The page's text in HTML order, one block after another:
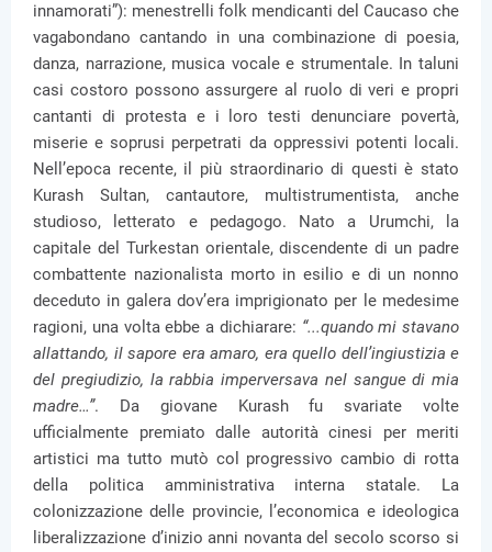
innamorati”): menestrelli folk mendicanti del Caucaso che
vagabondano cantando in una combinazione di poesia,
danza, narrazione, musica vocale e strumentale. In taluni
casi costoro possono assurgere al ruolo di veri e propri
cantanti di protesta e i loro testi denunciare povertà,
miserie e soprusi perpetrati da oppressivi potenti locali.
Nell’epoca recente, il più straordinario di questi è stato
Kurash Sultan, cantautore, multistrumentista, anche
studioso, letterato e pedagogo. Nato a Urumchi, la
capitale del Turkestan orientale, discendente di un padre
combattente nazionalista morto in esilio e di un nonno
deceduto in galera dov’era imprigionato per le medesime
ragioni, una volta ebbe a dichiarare: “...quando mi stavano
allattando, il sapore era amaro, era quello dell’ingiustizia e
del pregiudizio, la rabbia imperversava nel sangue di mia
madre…”. Da giovane Kurash fu svariate volte
ufficialmente premiato dalle autorità cinesi per meriti
artistici ma tutto mutò col progressivo cambio di rotta
della politica amministrativa interna statale. La
colonizzazione delle provincie, l’economica e ideologica
liberalizzazione d’inizio anni novanta del secolo scorso si